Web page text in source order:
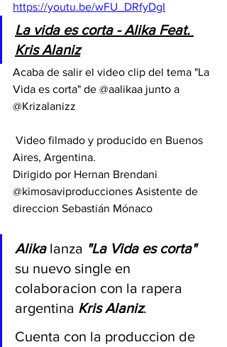
https://youtu.be/wFU_DRfyDgI
La vida es corta - Alika Feat.
Kris Alaniz
Acaba de salir el video clip del tema "La
Vida es corta" de @aalikaa junto a
@Krizalanizz
Aires, Argentina.
Dirigido por Hernan Brendani
@kimosaviproducciones Asistente de
direccion Sebastián Mónaco
Alika lanza "La Vida es corta"
su nuevo single en
colaboracion con la rapera
argentina Kris Alaniz.
Cuenta con la produccion de